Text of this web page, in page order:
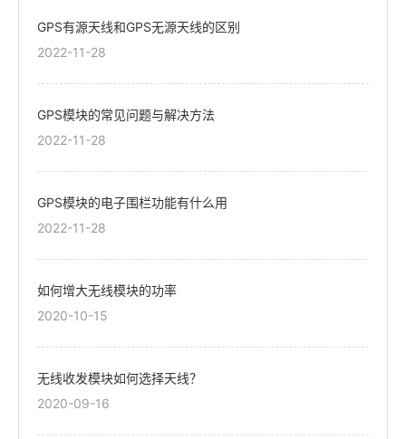
GPS有源天线和GPS无源天线的区别
2022-11-28
GPS模块的常见问题与解决方法
2022-11-28
GPS模块的电子围栏功能有什么用
2022-11-28
如何增大无线模块的功率
2020-10-15
无线收发模块如何选择天线？
2020-09-16